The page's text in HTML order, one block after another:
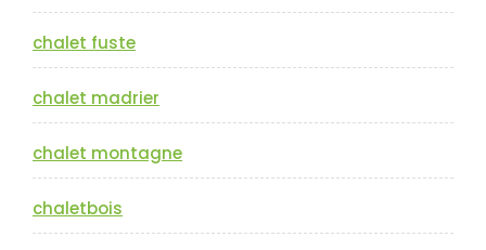
chalet fuste
chalet madrier
chalet montagne
chaletbois